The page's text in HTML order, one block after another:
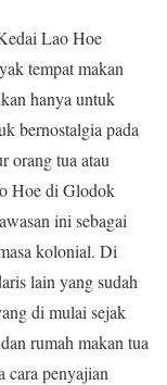
Lao Hoe
tempat makan
hanya untuk
bernostalgia pada
orang tua atau
Hoe di Glodok
ini sebagai
kolonial. Di
lain yang sudah
di mulai sejak
rumah makan tua
cara penyajian